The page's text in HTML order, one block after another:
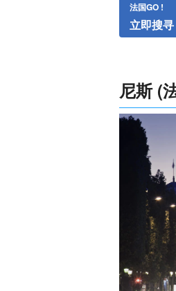
法国GO !
立即搜寻
尼斯 (